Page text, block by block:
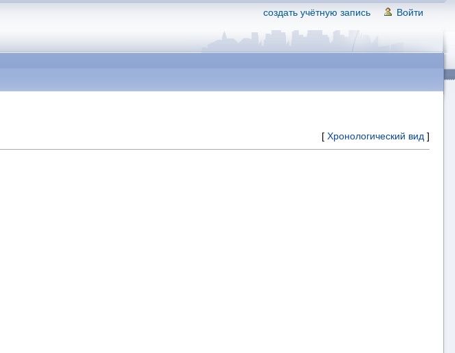
создать учётную запись Войти
[ Хронологический вид ]